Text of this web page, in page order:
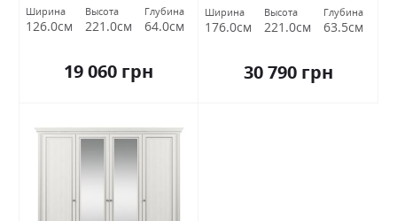
Ширина
126.0см
Высота
221.0см
Глубина
64.0см
19 060 грн
Ширина
176.0см
Высота
221.0см
Глубина
63.5см
30 790 грн